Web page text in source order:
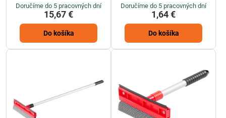
Doručíme do 5 pracovných dní
15,67 €
Do košíka
Doručíme do 5 pracovných dní
1,64 €
Do košíka